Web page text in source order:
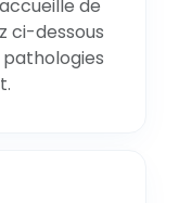
de
ci-dessous